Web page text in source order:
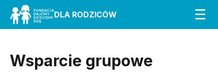
DLA RODZICÓW ☰
Wsparcie grupowe